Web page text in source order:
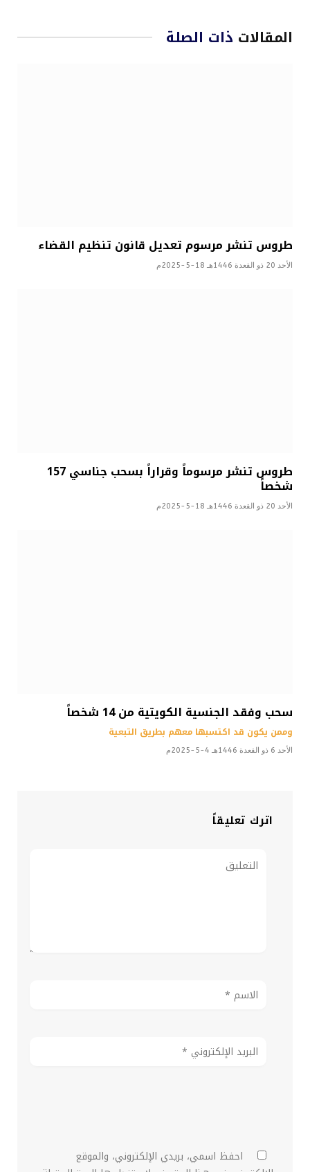
المقالات ذات الصلة
طروس تنشر مرسوم تعديل قانون تنظيم القضاء
الأحد 20 ذو القعدة 1446هـ 18-5-2025م
طروس تنشر مرسوماً وقراراً بسحب جناسي 157
شخصاً
الأحد 20 ذو القعدة 1446هـ 18-5-2025م
سحب وفقد الجنسية الكويتية من 14 شخصاً
وممن يكون قد اكتسبها معهم بطريق التبعية
الأحد 6 ذو القعدة 1446هـ 4-5-2025م
اترك تعليقاً
احفظ اسمي، بريدي الإلكتروني، والموقع